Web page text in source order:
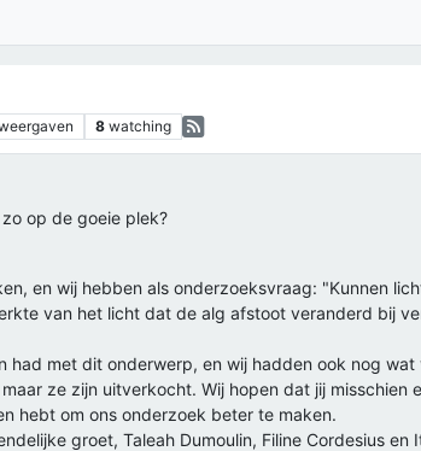
8 watching
op de goeie plek?
en wij hebben als onderzoeksvraag: "Kunnen
van het licht dat de alg afstoot veranderd bij
had met dit onderwerp, en wij hadden ook nog
ze zijn uitverkocht. Wij hopen dat jij
hebt om ons onderzoek beter te maken.
groet, Taleah Dumoulin, Filine Cordesius en